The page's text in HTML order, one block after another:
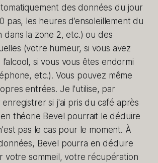
des données du jour
pas, les heures d’ensoleillement du
dans la zone 2, etc.) ou des
(votre humeur, si vous avez
si vous vous êtes endormi
etc.). Vous pouvez même
entrées. Je l'utilise, par
si j'ai pris du café après
en théorie Bevel pourrait le déduire
pas le cas pour le moment. À
Bevel pourra en déduire
votre sommeil, votre récupération